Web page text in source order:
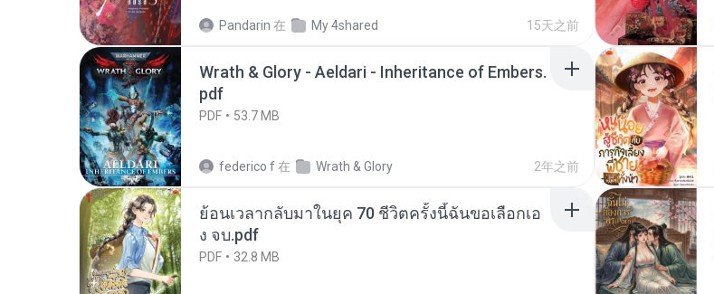
Pandarin 在 My 4shared 15天之前
Wrath & Glory - Aeldari - Inheritance of Embers.
pdf
PDF 53.7 MB
federico f在 Wrath & Glory 2年之前
ย้อนเวลากลับมาในยุค 70 ชีวิตครั้งนี้ฉันขอเลือกเอ
ง จบ.pdf
PDF 32.8 MB